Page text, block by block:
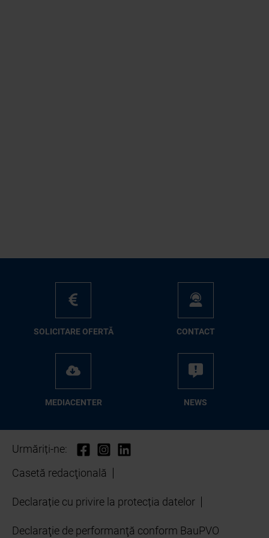
SO­LI­CI­TA­RE OFER­TĂ CON­TA­CT
ME­D­IA­CEN­TER NEWS
Urmăriți-ne:
Casetă redacţională
Declarație cu privire la protecția datelor
Declaraţie de performanţă conform BauPVO